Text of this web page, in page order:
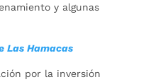
y algunas
Las Hamacas
por la inversión